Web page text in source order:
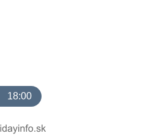
18:00